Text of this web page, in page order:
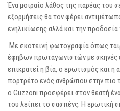
Ένα μοιραίο λάθος της παρέας του
εξορμήσεις θα τον φέρει
ενηλικίωσης αλλά και την
Mε σκοτεινή φωτογραφία όπως
έφηβων πρωταγωνιστών με σκηνές
επικρατεί η βία, ο ερωτισμός και
πορτρέτο ενός ανθρώπου στην πιο
ο Guzzoni προσφέρει στον θεατή
του λείπει το σασπένς. Η ερωτική